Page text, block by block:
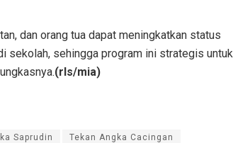
dan orang tua dapat meningkatkan status
sekolah, sehingga program ini strategis untuk
(rls/mia)
Saprudin Tekan Angka Cacingan